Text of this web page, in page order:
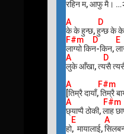
रहिन म, आफु मै।
A D
के के हुन्छ, हुन्छ के
F#m D E
लाग्यो किन-किन,
A D
लुके आँखा, त्यसै
A
[तिम्रै दायाँ, तिम्रै
A
छ्याप्पै ठोकी, लाह
E A
हो, मायालाई,